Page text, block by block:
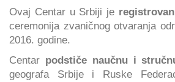
Ovaj Centar u Srbiji je
ceremonija zvaničnog otvaranja
2016. godine.
Centar podstiče naučnu i
geografa Srbije i Ruske